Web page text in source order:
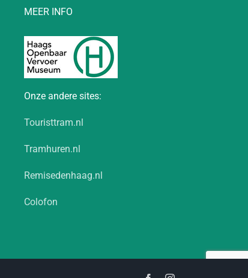
MEER INFO
Onze andere sites:
Touristtram.nl
Tramhuren.nl
Remisedenhaag.nl
Colofon